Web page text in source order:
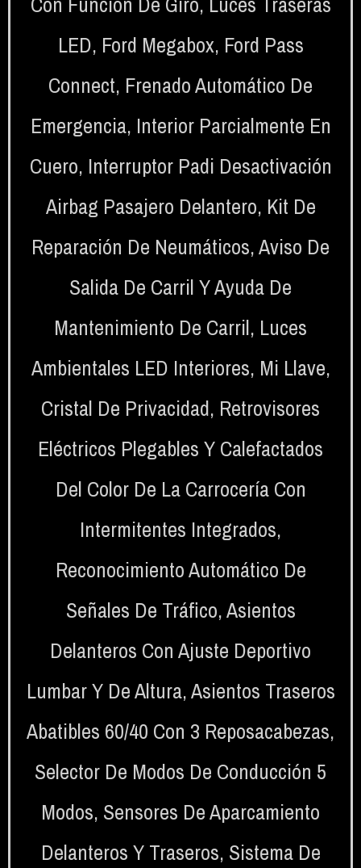
LED, Ford Megabox, Ford Pass
Connect, Frenado Automático De
Emergencia, Interior Parcialmente En
Cuero, Interruptor Padi Desactivación
Airbag Pasajero Delantero, Kit De
Reparación De Neumáticos,Aviso De
Salida De Carril Y Ayuda De
Mantenimiento De Carril, Luces
Ambientales LED Interiores, Mi Llave,
Cristal De Privacidad, Retrovisores
Eléctricos Plegables Y Calefactados
Del Color De La Carrocería Con
Intermitentes Integrados,
Reconocimiento Automático De
Señales De Tráfico,Asientos
Delanteros Con Ajuste Deportivo
Lumbar Y De Altura,Asientos Traseros
Abatibles 60/40 Con 3 Reposacabezas,
Selector De Modos De Conducción 5
Modos, Sensores De Aparcamiento
Delanteros Y Traseros, Sistema De